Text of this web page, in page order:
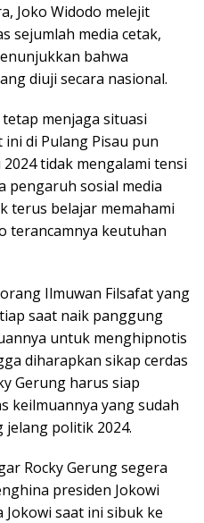
Joko Widodo melejit
sejumlah media cetak,
bahwa
diuji secara nasional.
menjaga situasi
di Pulang Pisau pun
tidak mengalami tensi
pengaruh sosial media
terus belajar memahami
terancamnya keutuhan
Ilmuwan Filsafat yang
saat naik panggung
untuk menghipnotis
diharapkan sikap cerdas
Gerung harus siap
keilmuannya yang sudah
politik 2024.
Rocky Gerung segera
presiden Jokowi
saat ini sibuk ke